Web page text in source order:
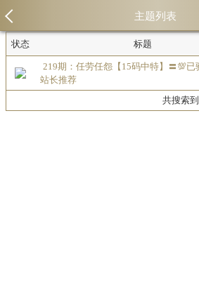
主题列表
状态 标题
219期：任劳任怨【15码中特】〓💯
站长推荐
共搜索